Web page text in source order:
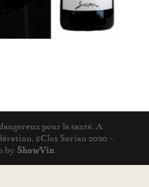
pour la santé. A
©Clos Sorian 2020 -
by ShowVin